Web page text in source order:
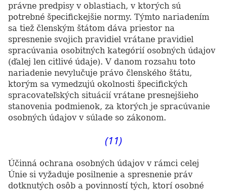
právne predpisy v oblastiach, v ktorých sú
potrebné špecifickejšie normy. Týmto nariadením
sa tiež členským štátom dáva priestor na
spresnenie svojich pravidiel vrátane pravidiel
spracúvania osobitných kategórií osobných údajov
(ďalej len citlivé údaje). V danom rozsahu toto
nariadenie nevylučuje právo členského štátu,
ktorým sa vymedzujú okolnosti špecifických
spracovateľských situácií vrátane presnejšieho
stanovenia podmienok, za ktorých je spracúvanie
osobných údajov v súlade so zákonom.
(11)
Účinná ochrana osobných údajov v rámci celej
Únie si vyžaduje posilnenie a spresnenie práv
dotknutých osôb a povinností tých, ktorí osobné